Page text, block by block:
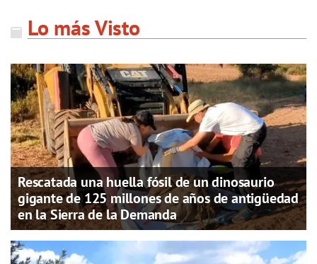
Lo más Visto
Rescatada una huella fósil de un dinosaurio
gigante de 125 millones de años de antigüedad
en la Sierra de la Demanda